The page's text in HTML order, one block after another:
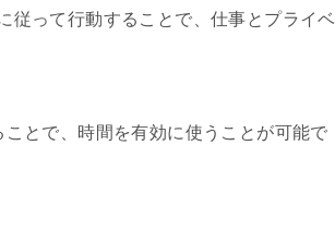
従って行動することで、仕事とプライベ
とで、時間を有効に使うことが可能で